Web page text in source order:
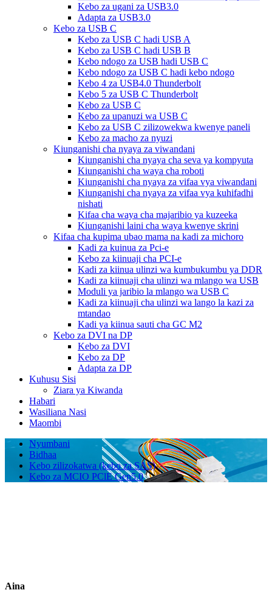
Kebo za ugani za USB3.0
Adapta za USB3.0
Kebo za USB C
Kebo za USB C hadi USB A
Kebo za USB C hadi USB B
Kebo ndogo za USB hadi USB C
Kebo ndogo za USB C hadi kebo ndogo
Kebo 4 za USB4.0 Thunderbolt
Kebo 5 za USB C Thunderbolt
Kebo za USB C
Kebo za upanuzi wa USB C
Kebo za USB C zilizowekwa kwenye paneli
Kebo za macho za nyuzi
Kiunganishi cha nyaya za viwandani
Kiunganishi cha nyaya cha seva ya kompyuta
Kiunganishi cha waya cha roboti
Kiunganishi cha nyaya za vifaa vya viwandani
Kiunganishi cha nyaya za vifaa vya kuhifadhi
nishati
Kifaa cha waya cha majaribio ya kuzeeka
Kiunganishi laini cha waya kwenye skrini
Kifaa cha kupima ubao mama na kadi za michoro
Kadi za kuinua za Pci-e
Kebo za kiinuaji cha PCI-e
Kadi za kiinua ulinzi wa kumbukumbu ya DDR
Kadi za kiinuaji cha ulinzi wa mlango wa USB
Moduli ya jaribio la mlango wa USB C
Kadi za kiinuaji cha ulinzi wa lango la kazi za
mtandao
Kadi ya kiinua sauti cha GC M2
Kebo za DVI na DP
Kebo za DVI
Kebo za DP
Adapta za DP
Kuhusu Sisi
Ziara ya Kiwanda
Habari
Wasiliana Nasi
Maombi
Nyumbani
Bidhaa
Kebo zilizokatwa (kebo za SAS)
Kebo za MCIO PClE Gen5.0
Aina